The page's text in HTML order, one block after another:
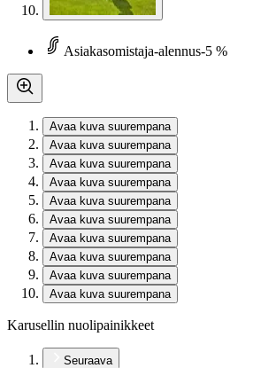
Asiakasomistaja-alennus-5 %
Avaa kuva suurempana
Avaa kuva suurempana
Avaa kuva suurempana
Avaa kuva suurempana
Avaa kuva suurempana
Avaa kuva suurempana
Avaa kuva suurempana
Avaa kuva suurempana
Avaa kuva suurempana
Avaa kuva suurempana
Karusellin nuolipainikkeet
Seuraava